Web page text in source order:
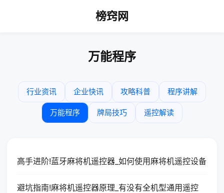
榜窍网
万能程序
行业资讯 企业快讯 攻略科普 程序讲解
万能程序 牌局技巧 遥控解读
高手进阶!蓝牙麻将机遥控器_如何使用麻将机遥控设备
避坑指南!麻将机遥控器原理_有没有全机型通用遥控